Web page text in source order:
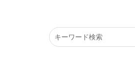
の理想的なテント、Bears Rockのハヤブサテ